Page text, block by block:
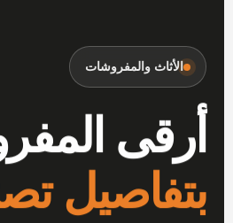
الأثاث والمفروشات
أرقى
بتفاصيل